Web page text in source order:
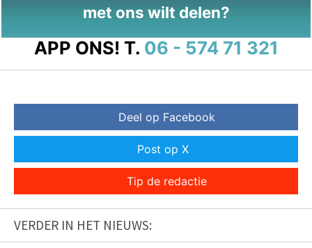
met ons wilt delen?
APP ONS! T. 06 - 574 71 321
Deel op Facebook
Post op X
Tip de redactie
VERDER IN HET NIEUWS: